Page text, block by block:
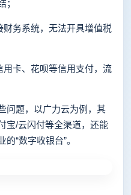
；
务系统，无法开具增值税
卡、花呗等信用支付，流
题，以广力云为例，其
宝/云闪付等全渠道，还能
“数字收银台”。